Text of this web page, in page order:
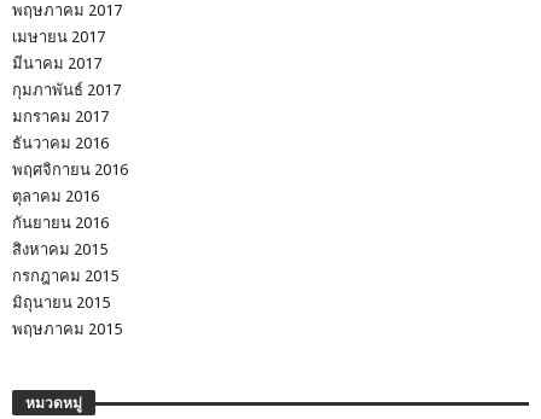
พฤษภาคม 2017
เมษายน 2017
มีนาคม 2017
กุมภาพันธ์ 2017
มกราคม 2017
ธันวาคม 2016
พฤศจิกายน 2016
ตุลาคม 2016
กันยายน 2016
สิงหาคม 2015
กรกฎาคม 2015
มิถุนายน 2015
พฤษภาคม 2015
หมวดหมู่